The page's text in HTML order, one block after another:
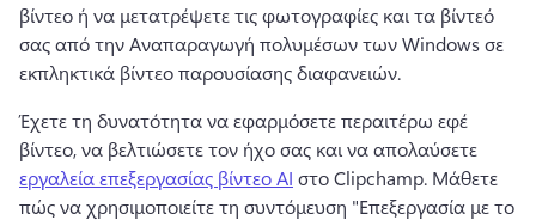
βίντεο ή να μετατρέψετε τις φωτογραφίες και τα βίντεό
σας από την Αναπαραγωγή πολυμέσων των Windows σε
εκπληκτικά βίντεο παρουσίασης διαφανειών.
Έχετε τη δυνατότητα να εφαρμόσετε περαιτέρω εφέ
βίντεο, να βελτιώσετε τον ήχο σας και να απολαύσετε
εργαλεία επεξεργασίας βίντεο AI στο Clipchamp. Μάθετε
πώς να χρησιμοποιείτε τη συντόμευση "Επεξεργασία με το